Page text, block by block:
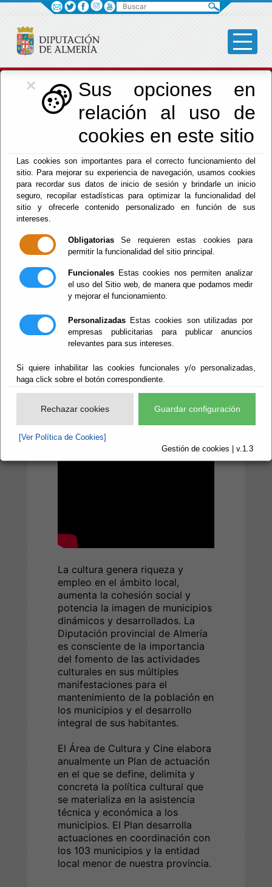
×
Sus opciones en
relación al uso de
cookies en este sitio
Las cookies son importantes para el correcto funcionamiento del
sitio. Para mejorar su experiencia de navegación, usamos cookies
para recordar sus datos de inicio de sesión y brindarle un inicio
seguro, recopilar estadísticas para optimizar la funcionalidad del
sitio y ofrecerle contenido personalizado en función de sus
intereses.
Obligatorias Se requieren estas cookies para
permitir la funcionalidad del sitio principal.
Funcionales Estas cookies nos permiten analizar
el uso del Sitio web, de manera que podamos medir
y mejorar el funcionamiento.
Personalizadas Estas cookies son utilizadas por
empresas publicitarias para publicar anuncios
relevantes para sus intereses.
Si quiere inhabilitar las cookies funcionales y/o personalizadas,
haga click sobre el botón correspondiente.
Rechazar cookies Guardar configuración
[Ver Política de Cookies]
Gestión de cookies | v.1.3
Cultura, Cine e
Identidad Almeriense
Menú Cultura
Bienvenido al Área
de Cultura, Cine e
Identidad
Almeriense
La cultura genera riqueza y
empleo en el ámbito local,
aumenta la cohesión social y
potencia la imagen de municipios
dinámicos y desarrollados. La
Diputación provincial de Almería
es consciente de la importancia
del fomento de las actividades
culturales en sus múltiples
manifestaciones para el
mantenimiento de la población en
los municipios y el desarrollo
integral de sus habitantes.
El Área de Cultura y Cine elabora
anualmente un Plan de actuación
en el que se define, delimita y
concreta la política cultural que
se materializa en la asistencia
técnica y económica a los
municipios. El Plan desarrolla
actuaciones en coordinación con
los 103 municipios y la entidad
local menor de nuestra provincia.
Buscar